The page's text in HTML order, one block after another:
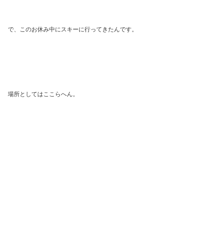
で、このお休み中にスキーに行ってきたんです。
場所としてはここらへん。